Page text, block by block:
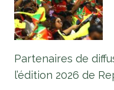
Partenaires de
l’édition 2026 de